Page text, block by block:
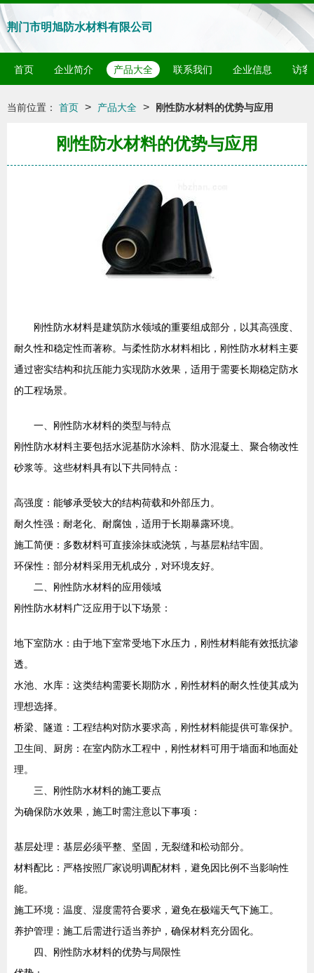
荆门市明旭防水材料有限公司
首页 企业简介 产品大全 联系我们 企业信息 访客
当前位置： 首页 > 产品大全 > 刚性防水材料的优势与应用
刚性防水材料的优势与应用
刚性防水材料是建筑防水领域的重要组成部分，以其高强度、
耐久性和稳定性而著称。与柔性防水材料相比，刚性防水材料主要
通过密实结构和抗压能力实现防水效果，适用于需要长期稳定防水
的工程场景。
一、刚性防水材料的类型与特点
刚性防水材料主要包括水泥基防水涂料、防水混凝土、聚合物改性
砂浆等。这些材料具有以下共同特点：
高强度：能够承受较大的结构荷载和外部压力。
耐久性强：耐老化、耐腐蚀，适用于长期暴露环境。
施工简便：多数材料可直接涂抹或浇筑，与基层粘结牢固。
环保性：部分材料采用无机成分，对环境友好。
二、刚性防水材料的应用领域
刚性防水材料广泛应用于以下场景：
地下室防水：由于地下室常受地下水压力，刚性材料能有效抵抗渗
透。
水池、水库：这类结构需要长期防水，刚性材料的耐久性使其成为
理想选择。
桥梁、隧道：工程结构对防水要求高，刚性材料能提供可靠保护。
卫生间、厨房：在室内防水工程中，刚性材料可用于墙面和地面处
理。
三、刚性防水材料的施工要点
为确保防水效果，施工时需注意以下事项：
基层处理：基层必须平整、坚固，无裂缝和松动部分。
材料配比：严格按照厂家说明调配材料，避免因比例不当影响性
能。
施工环境：温度、湿度需符合要求，避免在极端天气下施工。
养护管理：施工后需进行适当养护，确保材料充分固化。
四、刚性防水材料的优势与局限性